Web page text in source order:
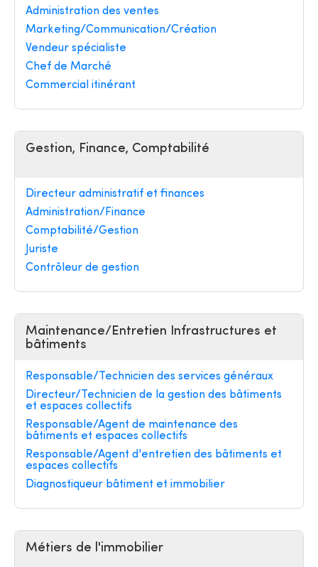
Administration des ventes
Marketing/Communication/Création
Vendeur spécialiste
Chef de Marché
Commercial itinérant
Gestion, Finance, Comptabilité
Directeur administratif et finances
Administration/Finance
Comptabilité/Gestion
Juriste
Contrôleur de gestion
Maintenance/Entretien Infrastructures et
bâtiments
Responsable/Technicien des services généraux
Directeur/Technicien de la gestion des bâtiments
et espaces collectifs
Responsable/Agent de maintenance des
bâtiments et espaces collectifs
Responsable/Agent d'entretien des bâtiments et
espaces collectifs
Diagnostiqueur bâtiment et immobilier
Métiers de l'immobilier